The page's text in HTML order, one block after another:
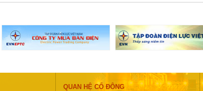
QUAN HỆ CỔ ĐÔNG